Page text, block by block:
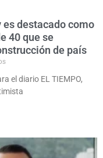
es destacado como
40 que se
de país
el diario EL TIEMPO,